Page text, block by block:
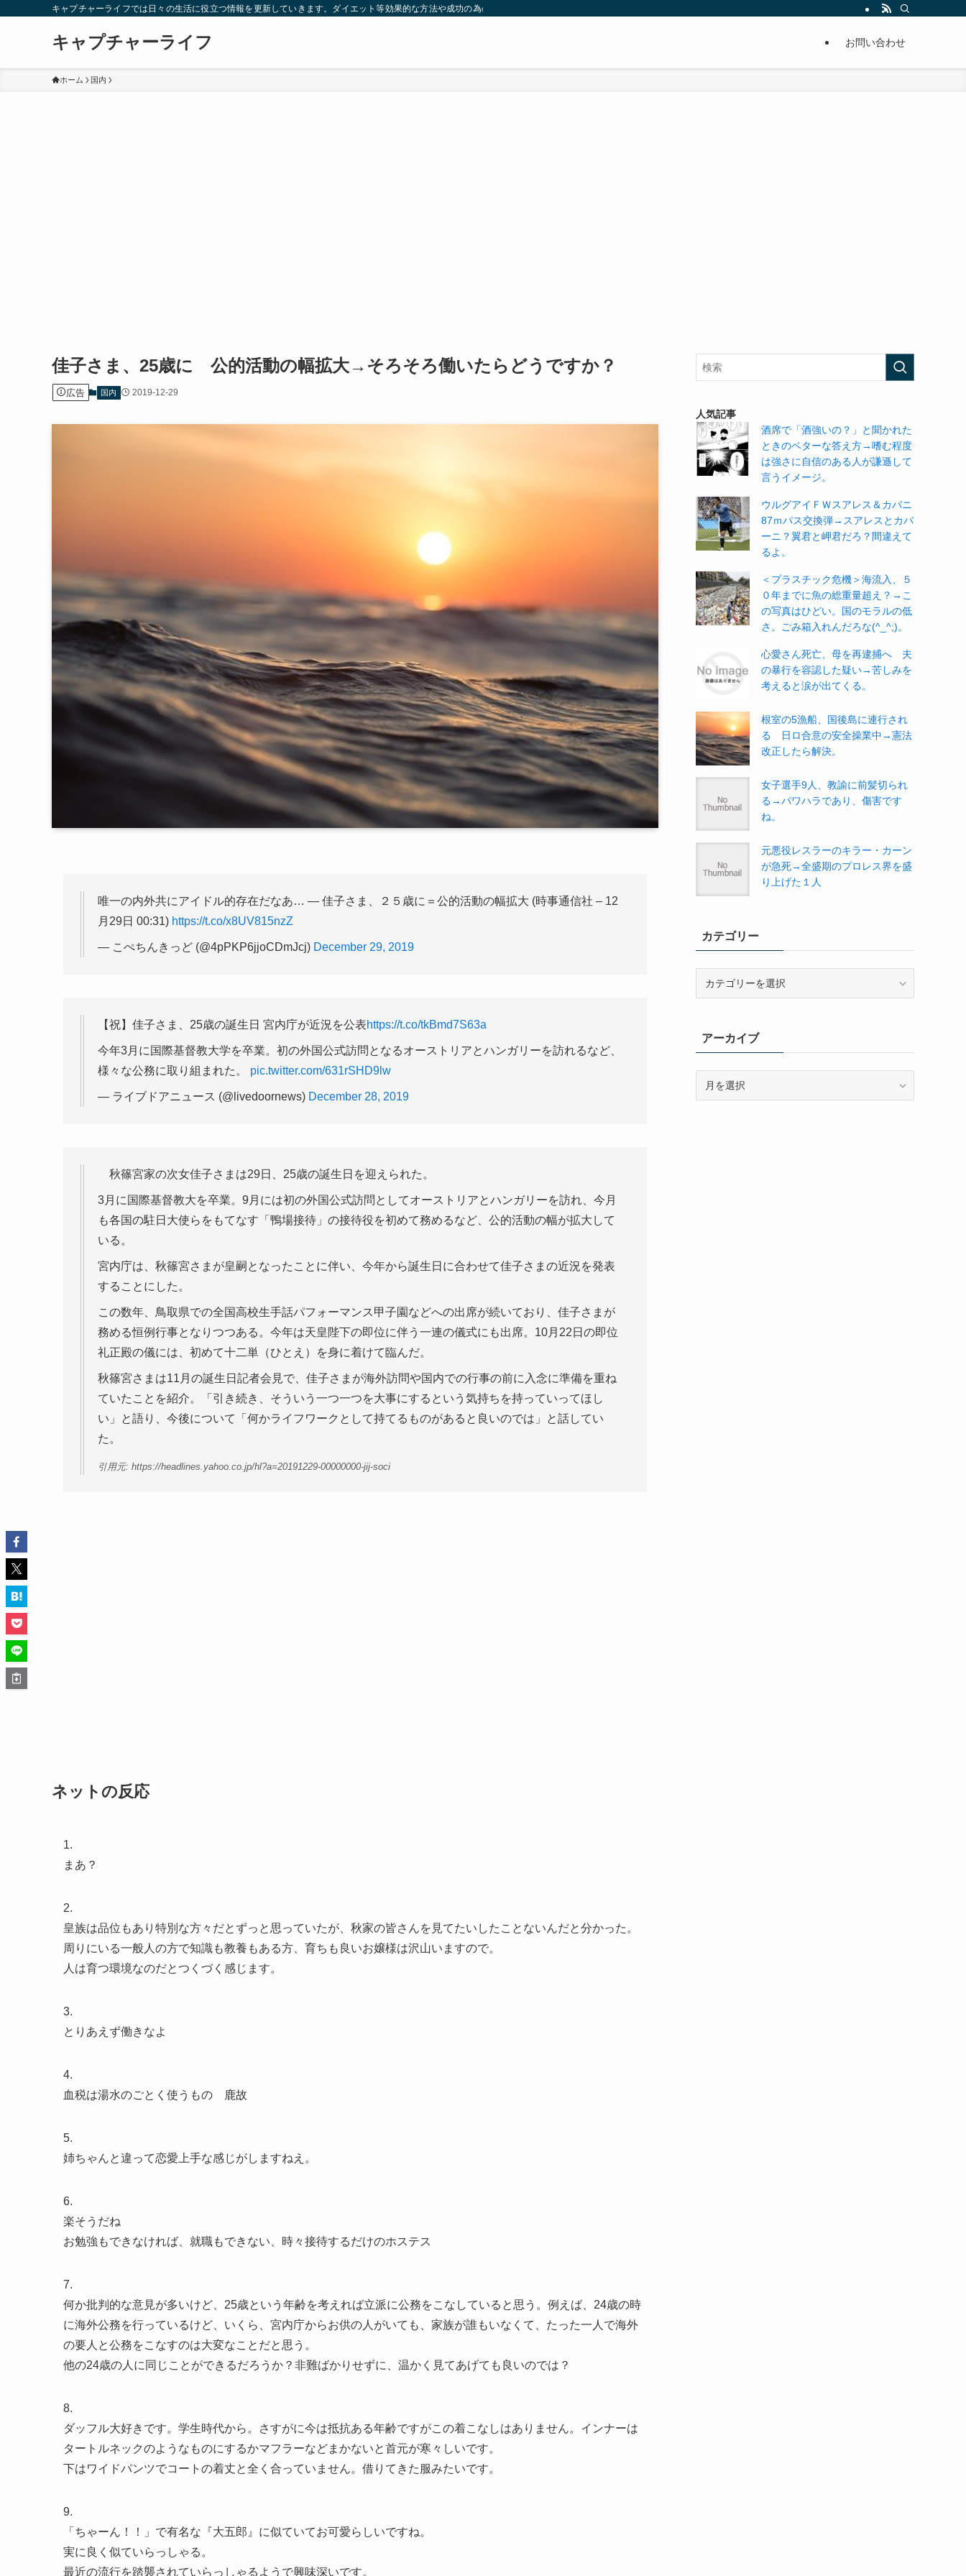
キャプチャーライフでは日々の生活に役立つ情報を更新していきます。ダイエット等効果的な方法や成功の為の秘訣等。太ったり悩んでいる方々が簡単に痩せることが出来るように分かりやすくまとめています。
キャプチャーライフ お問い合わせ
ホーム 国内
佳子さま、25歳に 公的活動の幅拡大→そろそろ働いたらどうですか？
広告 国内 2019-12-29
唯一の内外共にアイドル的存在だなあ… — 佳子さま、２５歳に＝公的活動の幅拡大 (時事通信社 – 12
月29日 00:31) https://t.co/x8UV815nzZ
— こぺちんきっど (@4pPKP6jjoCDmJcj) December 29, 2019
【祝】佳子さま、25歳の誕生日 宮内庁が近況を公表https://t.co/tkBmd7S63a
今年3月に国際基督教大学を卒業。初の外国公式訪問となるオーストリアとハンガリーを訪れるなど、
様々な公務に取り組まれた。 pic.twitter.com/631rSHD9lw
— ライブドアニュース (@livedoornews) December 28, 2019
秋篠宮家の次女佳子さまは29日、25歳の誕生日を迎えられた。
3月に国際基督教大を卒業。9月には初の外国公式訪問としてオーストリアとハンガリーを訪れ、今月
も各国の駐日大使らをもてなす「鴨場接待」の接待役を初めて務めるなど、公的活動の幅が拡大して
いる。
宮内庁は、秋篠宮さまが皇嗣となったことに伴い、今年から誕生日に合わせて佳子さまの近況を発表
することにした。
この数年、鳥取県での全国高校生手話パフォーマンス甲子園などへの出席が続いており、佳子さまが
務める恒例行事となりつつある。今年は天皇陛下の即位に伴う一連の儀式にも出席。10月22日の即位
礼正殿の儀には、初めて十二単（ひとえ）を身に着けて臨んだ。
秋篠宮さまは11月の誕生日記者会見で、佳子さまが海外訪問や国内での行事の前に入念に準備を重ね
ていたことを紹介。「引き続き、そういう一つ一つを大事にするという気持ちを持っていってほし
い」と語り、今後について「何かライフワークとして持てるものがあると良いのでは」と話してい
た。
引用元: https://headlines.yahoo.co.jp/hl?a=20191229-00000000-jij-soci
ネットの反応
1.
まあ？
2.
皇族は品位もあり特別な方々だとずっと思っていたが、秋家の皆さんを見てたいしたことないんだと分かった。
周りにいる一般人の方で知識も教養もある方、育ちも良いお嬢様は沢山いますので。
人は育つ環境なのだとつくづく感じます。
3.
とりあえず働きなよ
4.
血税は湯水のごとく使うもの 鹿故
5.
姉ちゃんと違って恋愛上手な感じがしますねえ。
6.
楽そうだね
お勉強もできなければ、就職もできない、時々接待するだけのホステス
7.
何か批判的な意見が多いけど、25歳という年齢を考えれば立派に公務をこなしていると思う。例えば、24歳の時
に海外公務を行っているけど、いくら、宮内庁からお供の人がいても、家族が誰もいなくて、たった一人で海外
の要人と公務をこなすのは大変なことだと思う。
他の24歳の人に同じことができるだろうか？非難ばかりせずに、温かく見てあげても良いのでは？
8.
ダッフル大好きです。学生時代から。さすがに今は抵抗ある年齢ですがこの着こなしはありません。インナーは
タートルネックのようなものにするかマフラーなどまかないと首元が寒々しいです。
下はワイドパンツでコートの着丈と全く合っていません。借りてきた服みたいです。
9.
「ちゃーん！！」で有名な『大五郎』に似ていてお可愛らしいですね。
実に良く似ていらっしゃる。
最近の流行を踏襲されていらっしゃるようで興味深いです。
人気記事
酒席で「酒強いの？」と聞かれた
ときのベターな答え方→嗜む程度
は強さに自信のある人が謙遜して
言うイメージ。
ウルグアイＦＷスアレス＆カバニ
87ｍパス交換弾→スアレスとカバ
ーニ？翼君と岬君だろ？間違えて
るよ。
＜プラスチック危機＞海流入、５
０年までに魚の総重量超え？→こ
の写真はひどい。国のモラルの低
さ。ごみ箱入れんだろな(^_^;)。
心愛さん死亡、母を再逮捕へ 夫
の暴行を容認した疑い→苦しみを
考えると涙が出てくる。
根室の5漁船、国後島に連行され
る 日ロ合意の安全操業中→憲法
改正したら解決。
女子選手9人、教諭に前髪切られ
る→パワハラであり、傷害です
ね。
元悪役レスラーのキラー・カーン
が急死→全盛期のプロレス界を盛
り上げた１人
カテゴリー
ーアーカイブ